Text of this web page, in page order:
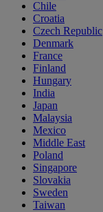
Chile
Croatia
Czech Republic
Denmark
France
Finland
Hungary
India
Japan
Malaysia
Mexico
Middle East
Poland
Singapore
Slovakia
Sweden
Taiwan